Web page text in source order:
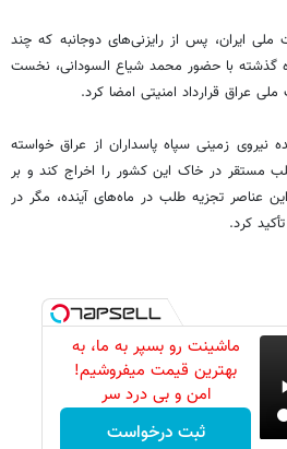
ایران، پس از رایزنی‌های دوجانبه که چند
گذشته با حضور محمد شیاع السودانی، نخست
عراق قرارداد امنیتی امضا کرد.
نیروی زمینی سپاه پاسداران از عراق خواسته
مستقر در خاک این کشور را اخراج کند و بر
عناصر تجزیه طلب در ماه‌های آینده، مگر در
کرد.
ماشینت رو بسپر به ما، به
بهترین قیمت میفروشیم!
امن و بی درد سر
ثبت درخواست